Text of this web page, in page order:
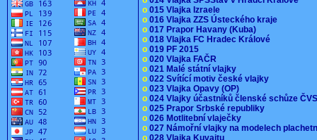
o 015 Vlajka Izraele
o 016 Vlajka ZZS Ústeckého kraje
o 017 Prapor Havany (Kuba)
o 018 Vlajka FC Hradec Králové
o 019 PF 2015
o 020 Vlajka FAČR
o 021 Malé státní vlajky
o 022 Svítící motiv české vlajky
o 023 Vlajka Opavy (OP)
o 024 Vlajky účastníků členské schůze
o 025 Prapor Srbské republiky
o 026 Motlitební vlaječky
o 027 Námořní vlajky na modelech
o 028 Vlajka Kuvajtu